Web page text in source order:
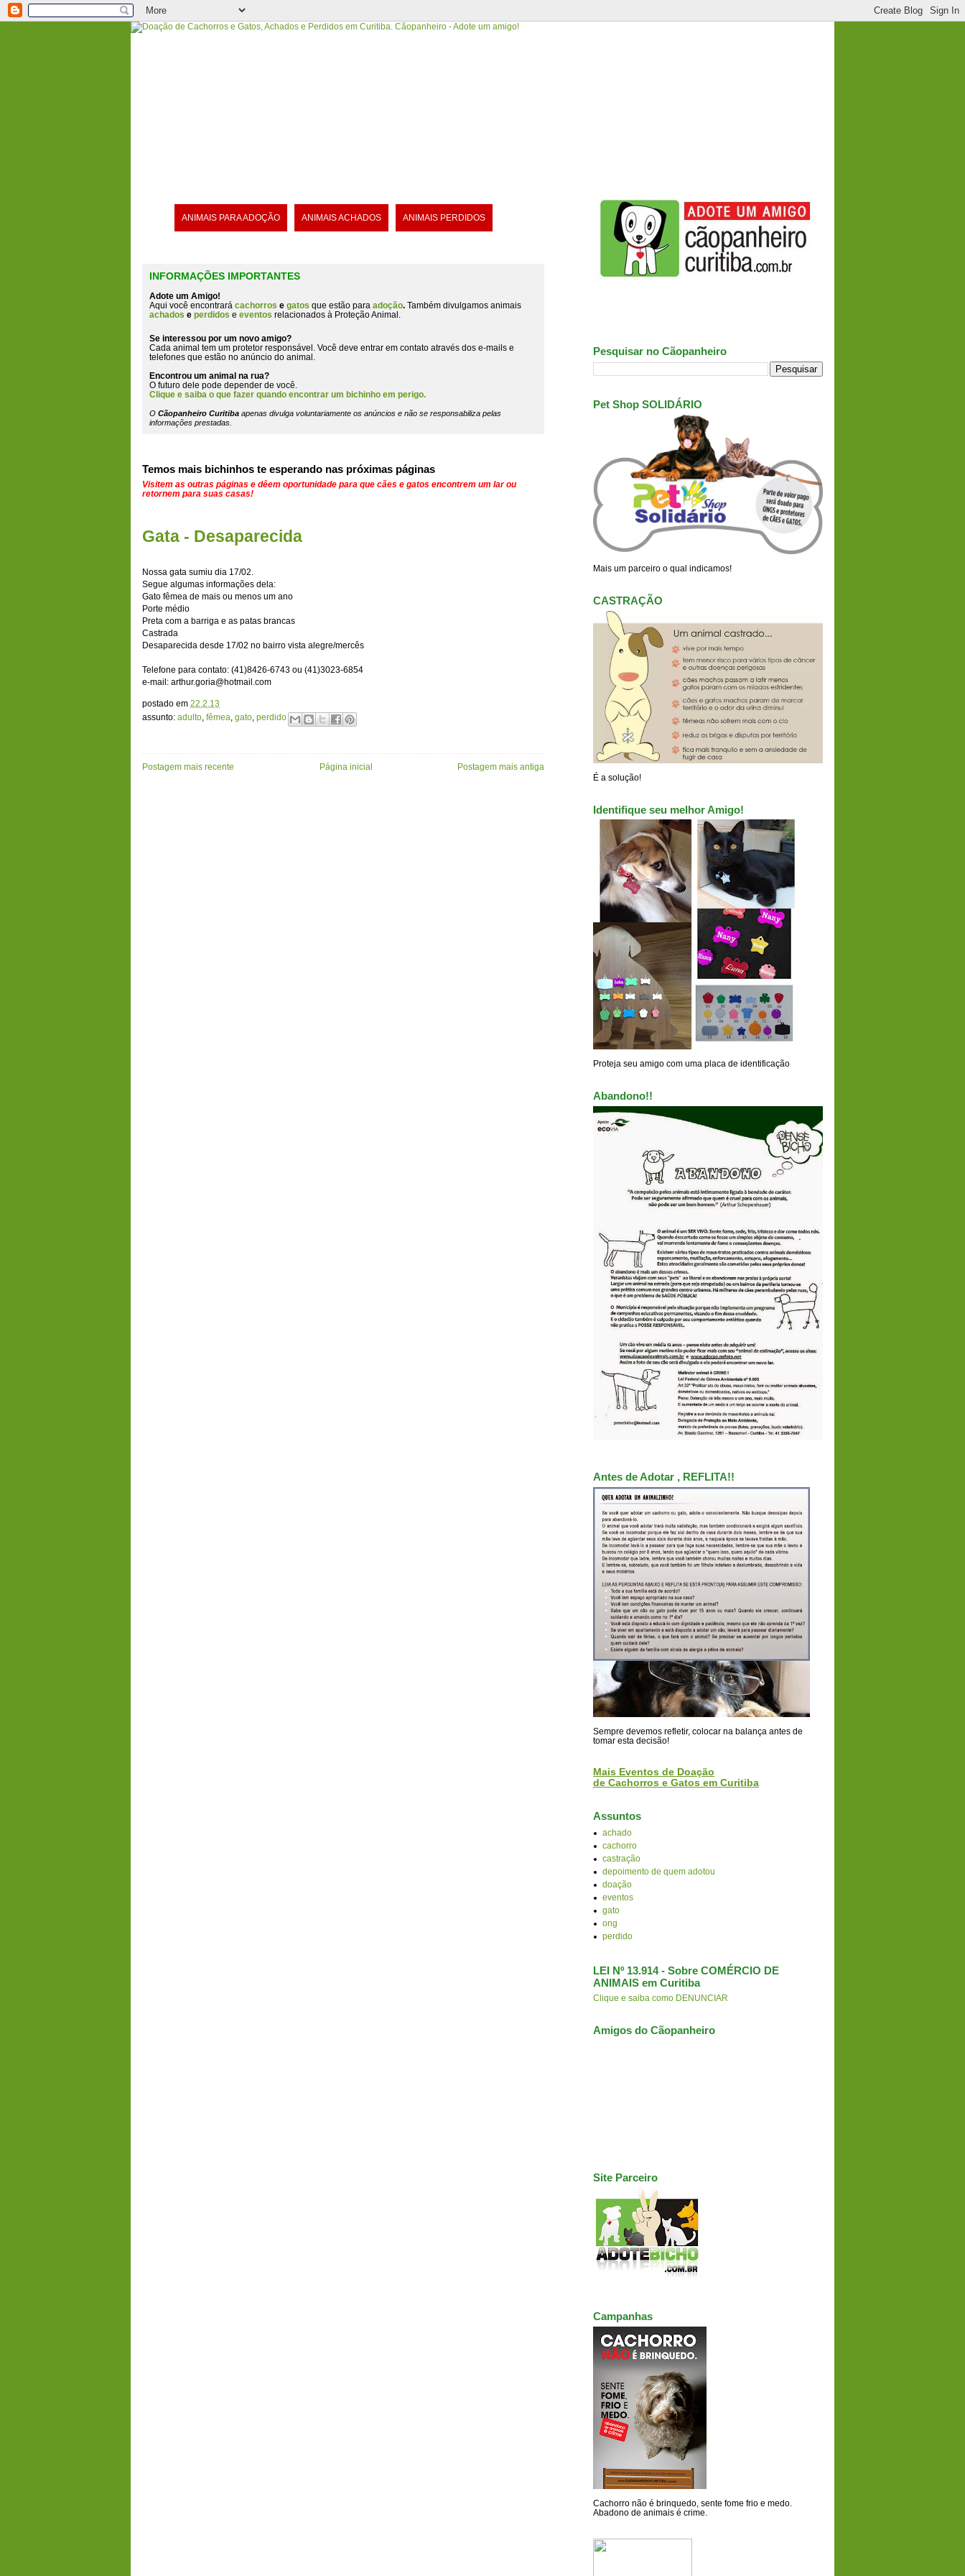
ANIMAIS PARA ADOÇÃO ANIMAIS ACHADOS ANIMAIS PERDIDOS
INFORMAÇÕES IMPORTANTES
Adote um Amigo!
Aqui você encontrará cachorros e gatos que estão para adoção. Também divulgamos animais
achados e perdidos e eventos relacionados à Proteção Animal.
Se interessou por um novo amigo?
Cada animal tem um protetor responsável. Você deve entrar em contato através dos e-mails e
telefones que estão no anúncio do animal
Encontrou um animal na rua?
O futuro dele pode depender de você.
Clique e saiba o que fazer quando encontrar um bichinho em perigo.
O Cãopanheiro Curitiba apenas divulga voluntariamente os anúncios e não se responsabiliza pelas
informações prestadas.
Temos mais bichinhos te esperando nas próximas páginas
Visitem as outras páginas e dêem oportunidade para que cães e gatos encontrem um lar ou
retornem para suas casas!
Gata - Desaparecida
Nossa gata sumiu dia 17/02.
Segue algumas informações dela:
Gato fêmea de mais ou menos um ano
Porte médio
Preta com a barriga e as patas brancas
Castrada
Desaparecida desde 17/02 no bairro vista alegre/mercês
Telefone para contato: (41)8426-6743 ou (41)3023-6854
e-mail: arthur.goria@hotmail.com
postado em 22.2.13
assunto: adulto fêmea gato perdido
Postagem mais recente Postagem mais antiga
Página inicial
Pesquisar no Cãopanheiro
Pet Shop SOLIDÁRIO
Mais um parceiro o qual indicamos!
CASTRAÇÃO
É a solução!
Identifique seu melhor Amigo!
Proteja seu amigo com uma placa de identificação
Abandono!!
Antes de Adotar , REFLITA!!
Sempre devemos refletir, colocar na balança antes de
tomar esta decisão!
Mais Eventos de Doação
de Cachorros e Gatos em Curitiba
Assuntos
achado
cachorro
castração
depoimento de quem adotou
doação
eventos
gato
ong
perdido
LEI Nº 13.914 - Sobre COMÉRCIO DE
ANIMAIS em Curitiba
Clique e saiba como DENUNCIAR
Amigos do Cãopanheiro
Site Parceiro
Campanhas
Cachorro não é brinquedo, sente fome frio e medo.
Abadono de animais é crime.